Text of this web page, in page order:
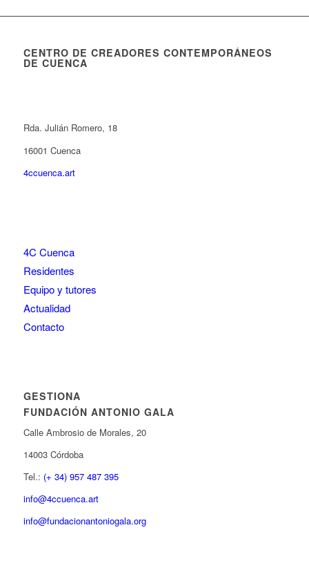
CENTRO DE CREADORES CONTEMPORÁNEOS
DE CUENCA
Rda. Julián Romero, 18
16001 Cuenca
4ccuenca.art
4C Cuenca
Residentes
Equipo y tutores
Actualidad
Contacto
GESTIONA
FUNDACIÓN ANTONIO GALA
Calle Ambrosio de Morales, 20
14003 Córdoba
Tel.: (+ 34) 957 487 395
info@4ccuenca.art
info@fundacionantoniogala.org